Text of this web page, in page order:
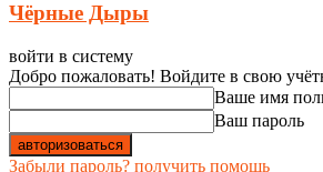
Чёрные Дыры
войти в систему
Добро пожаловать! Войдите в свою
Ваше имя
Ваш пароль
Забыли пароль? получить помощь